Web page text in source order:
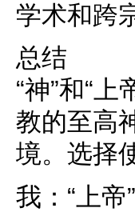
学术和跨
总结
“神”和“
教的至高
境。选择
我：“上